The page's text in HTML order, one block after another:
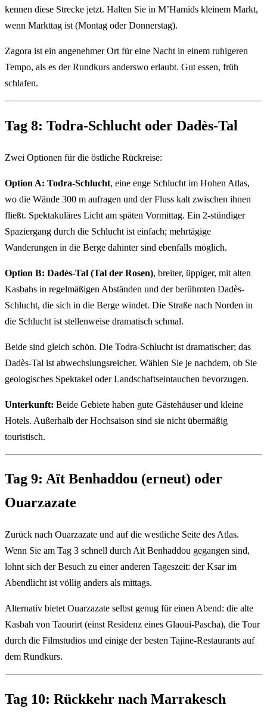
kennen diese Strecke jetzt. Halten Sie in M’Hamids kleinem Markt,
wenn Markttag ist (Montag oder Donnerstag).
Zagora ist ein angenehmer Ort für eine Nacht in einem ruhigeren
Tempo, als es der Rundkurs anderswo erlaubt. Gut essen, früh
schlafen.
Tag 8: Todra-Schlucht oder Dadès-Tal
Zwei Optionen für die östliche Rückreise:
Option A: Todra-Schlucht, eine enge Schlucht im Hohen Atlas,
wo die Wände 300 m aufragen und der Fluss kalt zwischen ihnen
fließt. Spektakuläres Licht am späten Vormittag. Ein 2-stündiger
Spaziergang durch die Schlucht ist einfach; mehrtägige
Wanderungen in die Berge dahinter sind ebenfalls möglich.
Option B: Dadès-Tal (Tal der Rosen), breiter, üppiger, mit alten
Kasbahs in regelmäßigen Abständen und der berühmten Dadès-
Schlucht, die sich in die Berge windet. Die Straße nach Norden in
die Schlucht ist stellenweise dramatisch schmal.
Beide sind gleich schön. Die Todra-Schlucht ist dramatischer; das
Dadès-Tal ist abwechslungsreicher. Wählen Sie je nachdem, ob Sie
geologisches Spektakel oder Landschaftseintauchen bevorzugen.
Unterkunft: Beide Gebiete haben gute Gästehäuser und kleine
Hotels. Außerhalb der Hochsaison sind sie nicht übermäßig
touristisch.
Tag 9: Aït Benhaddou (erneut) oder
Ouarzazate
Zurück nach Ouarzazate und auf die westliche Seite des Atlas.
Wenn Sie am Tag 3 schnell durch Aït Benhaddou gegangen sind,
lohnt sich der Besuch zu einer anderen Tageszeit: der Ksar im
Abendlicht ist völlig anders als mittags.
Alternativ bietet Ouarzazate selbst genug für einen Abend: die alte
Kasbah von Taourirt (einst Residenz eines Glaoui-Pascha), die Tour
durch die Filmstudios und einige der besten Tajine-Restaurants auf
dem Rundkurs.
Tag 10: Rückkehr nach Marrakesch